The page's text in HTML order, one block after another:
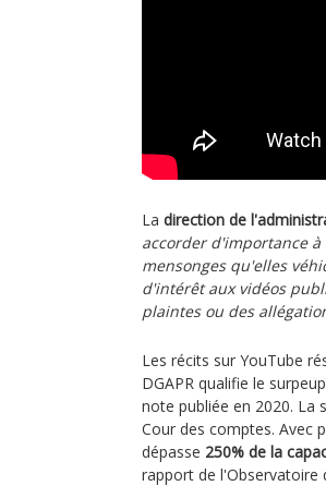
La direction de
accorder d'importance
mensonges qu'elles
d'intérêt aux vidéos
plaintes ou des
Les récits sur YouTube
DGAPR qualifie le
note publiée en 2020. La
Cour des comptes. Avec
dépasse 250% de la
rapport de l'Observatoire